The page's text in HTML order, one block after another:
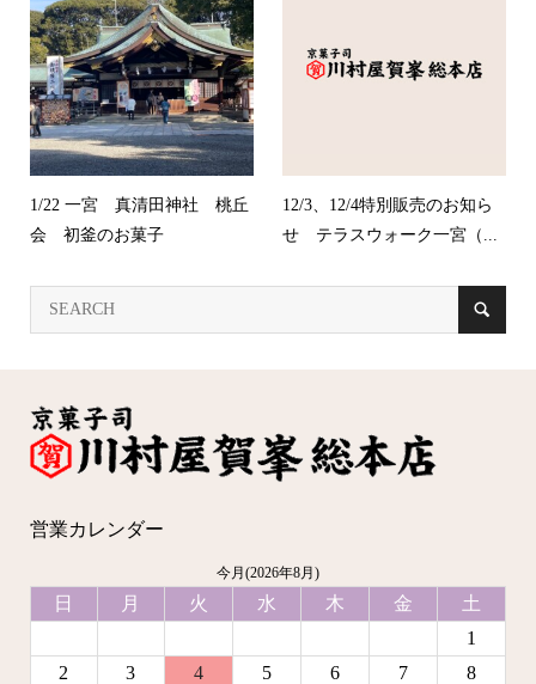
1/22 一宮 真清田神社 桃丘
会 初釜のお菓子
12/3、12/4特別販売のお知ら
せ テラスウォーク一宮（...
営業カレンダー
今月(2026年8月)
日 月 火 水 木 金
土
1
2
3 4 5 6 7
8